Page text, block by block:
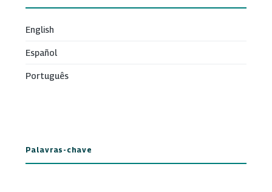
English
Español
Português
Palavras-chave